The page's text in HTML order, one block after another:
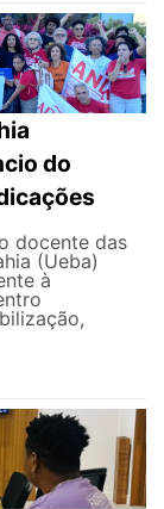
do
docente das
(Ueba)
à